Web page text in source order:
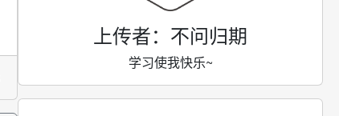
上传者：不问归期
学习使我快乐~